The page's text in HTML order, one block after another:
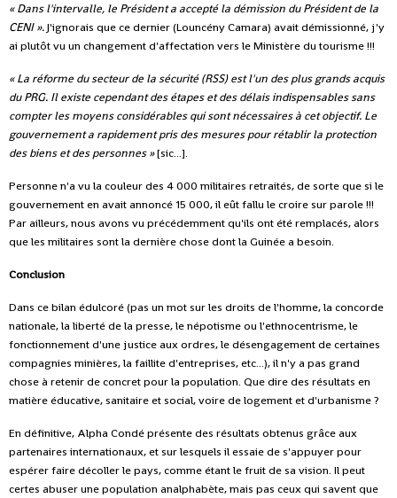
« Dans l'intervalle, le Président a accepté la démission du Président de la
CENI ».J'ignorais que ce dernier (Louncény Camara) avait démissionné, j'y
ai plutôt vu un changement d'affectation vers le Ministère du tourisme !!!
« La réforme du secteur de la sécurité (RSS) est l'un des plus grands acquis
du PRG. Il existe cependant des étapes et des délais indispensables sans
compter les moyens considérables qui sont nécessaires à cet objectif. Le
gouvernement a rapidement pris des mesures pour rétablir la protection
des biens et des personnes »[sic...].
Personne n'a vu la couleur des 4 000 militaires retraités, de sorte que si le
gouvernement en avait annoncé 15 000, il eût fallu le croire sur parole !!!
Par ailleurs, nous avons vu précédemment qu'ils ont été remplacés, alors
que les militaires sont la dernière chose dont la Guinée a besoin.
Conclusion
Dans ce bilan édulcoré (pas un mot sur les droits de l'homme, la concorde
nationale, la liberté de la presse, le népotisme ou l'ethnocentrisme, le
fonctionnement d'une justice aux ordres, le désengagement de certaines
compagnies minières, la faillite d'entreprises, etc...), il n'y a pas grand
chose à retenir de concret pour la population. Que dire des résultats en
matière éducative, sanitaire et social, voire de logement et d'urbanisme ?
En définitive, Alpha Condé présente des résultats obtenus grâce aux
partenaires internationaux, et sur lesquels il essaie de s'appuyer pour
espérer faire décoller le pays, comme étant le fruit de sa vision. Il peut
certes abuser une population analphabète, mais pas ceux qui savent que